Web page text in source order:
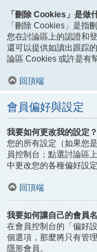
「刪除 Cookies」是做
「刪除 Cookies」是指
您在討論區上的認證和
還可以提供如讀出跟踪
論區 Cookies 或許是有
回頂端
會員偏好與設定
我要如何更改我的設定？
您的所有設定（如果您
員控制台；點選討論區
中更改您的各種偏好設定
回頂端
我要如何讓自己的會員
在會員控制台的「偏好
個選項，那麼將只有管
隱形會員。